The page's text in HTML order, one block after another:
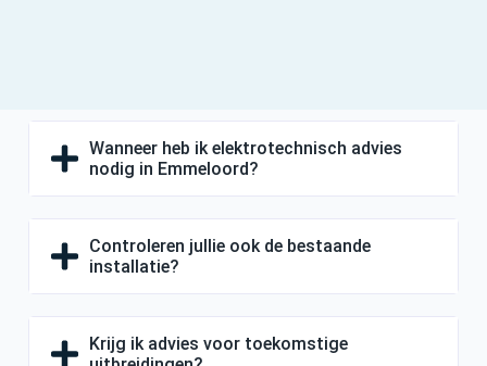
Wanneer heb ik elektrotechnisch advies
nodig in Emmeloord?
Controleren jullie ook de bestaande
installatie?
Krijg ik advies voor toekomstige